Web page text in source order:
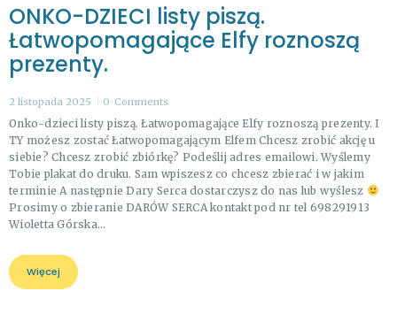
ONKO-DZIECI listy piszą.
Łatwopomagające Elfy roznoszą
prezenty.
2 listopada 2025 0 Comments
Onko-dzieci listy piszą. Łatwopomagające Elfy roznoszą prezenty. I
TY możesz zostać Łatwopomagającym Elfem Chcesz zrobić akcję u
siebie? Chcesz zrobić zbiórkę? Podeślij adres emailowi. Wyślemy
Tobie plakat do druku. Sam wpiszesz co chcesz zbierać i w jakim
terminie A następnie Dary Serca dostarczysz do nas lub wyślesz
Prosimy o zbieranie DARÓW SERCA kontakt pod nr tel 698291913
Wioletta Górska…
Więcej